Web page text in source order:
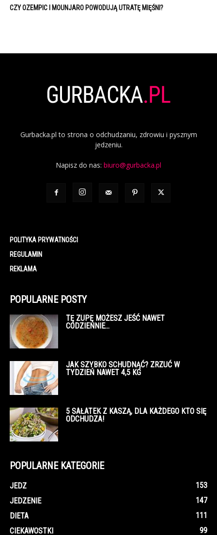
CZY OZEMPIC I MOUNJARO POWODUJĄ UTRATĘ MIĘŚNI?
Gurbacka.pl to strona o odchudzaniu, zdrowiu i pysznym
jedzeniu.
Napisz do nas: biuro@gurbacka.pl
POLITYKA PRYWATNOŚCI
REGULAMIN
REKLAMA
POPULARNE POSTY
TĘ ZUPĘ MOŻESZ JEŚĆ NAWET
CODZIENNIE…
JAK SZYBKO SCHUDNĄĆ? ZRZUĆ W
TYDZIEŃ NAWET 4,5 KG
5 SAŁATEK Z KASZĄ, DLA KAŻDEGO KTO SIĘ
ODCHUDZA!
POPULARNE KATEGORIE
JEDZ
153
JEDZENIE
147
DIETA
111
CIEKAWOSTKI
99